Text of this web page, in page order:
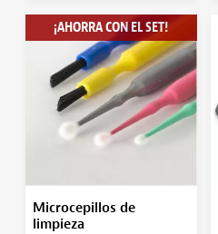
¡AHORRA CON EL SET!
Microcepillos de
limpieza